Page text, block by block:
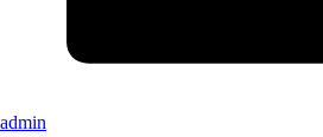
admin